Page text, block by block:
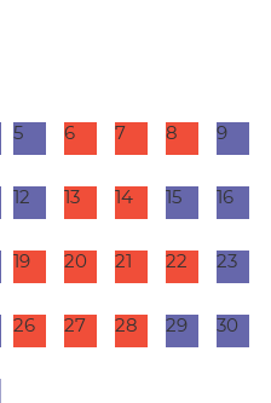
5 6 7 8 9
12 13 14 15 16
19 20 21 22 23
26 27 28 29 30